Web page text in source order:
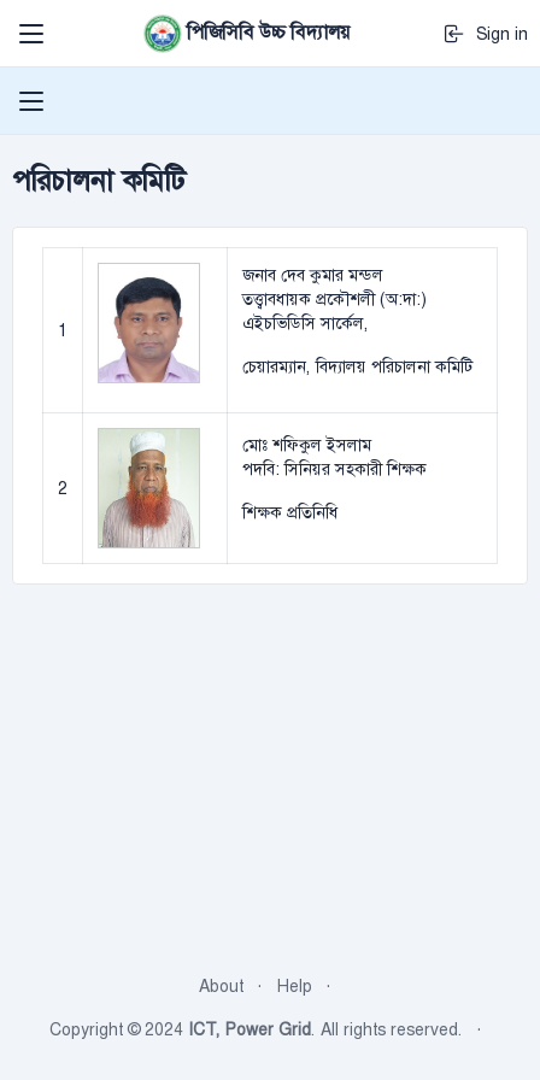
পিজিসিবি উচ্চ বিদ্যালয় Sign in
পরিচালনা কমিটি
1
জনাব দেব কুমার মন্ডল
তত্ত্বাবধায়ক প্রকৌশলী (অ:দা:)
এইচভিডিসি সার্কেল,
চেয়ারম্যান, বিদ্যালয় পরিচালনা কমিটি
2
মোঃ শফিকুল ইসলাম
পদবি: সিনিয়র সহকারী শিক্ষক
শিক্ষক প্রতিনিধি
About
Help
Copyright © 2024 ICT, Power Grid. All rights reserved.